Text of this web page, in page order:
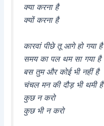
क्या करना है
क्यों करना है
कारवां पीछे तू आगे हो गया है
समय का पल थम सा गया है
बस तुम और कोई भी नहीं है
चंचल मन की दौड़ भी थमी है
कुछ न करो
कुछ भी न करो